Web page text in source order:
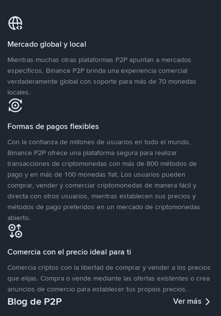
Mercado global y local
Mientras muchas otras plataformas P2P apuntan a mercados
específicos, Binance P2P brinda una experiencia comercial
verdaderamente global con soporte para más de 70 monedas
locales.
Formas de pagos flexibles
Con la confianza de millones de usuarios en todo el mundo,
Binance P2P ofrece una plataforma segura para realizar
transacciones de criptomonedas con más de 800 métodos de
pago y en más de 100 monedas fiat. Los usuarios pueden
comprar, vender y comerciar criptomonedas de manera fácil y
directa con otros usuarios, mientras establecen sus precios y
métodos de pago preferidos en un mercado de criptomonedas
abierto.
Comercia con el precio ideal para ti
Comercia criptos con la libertad de comprar y vender a los precios
que elijas. Compra o vende mediante las ofertas existentes o crea
anuncios de comercio para establecer tus propios precios.
Blog de P2P Ver más